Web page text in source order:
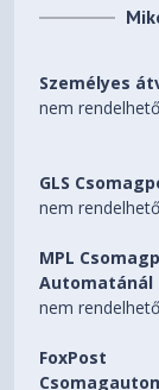
Memory
Feature Support
Yes
4th Generation,
Tensor Cores
5th Generation,
Személyes
nem rendelhető
GLS
nem rendelhető
MPL
Automatánál
nem rendelhető
FoxPost